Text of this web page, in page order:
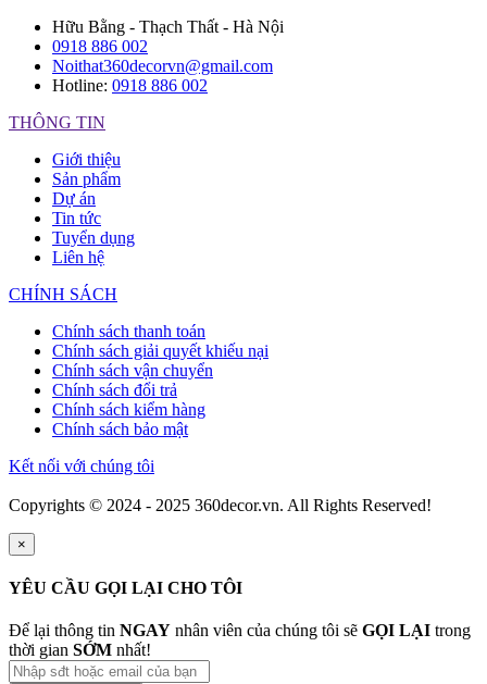
Hữu Bằng - Thạch Thất - Hà Nội
0918 886 002
Noithat360decorvn@gmail.com
Hotline: 0918 886 002
THÔNG TIN
Giới thiệu
Sản phẩm
Dự án
Tin tức
Tuyển dụng
Liên hệ
CHÍNH SÁCH
Chính sách thanh toán
Chính sách giải quyết khiếu nại
Chính sách vận chuyển
Chính sách đổi trả
Chính sách kiểm hàng
Chính sách bảo mật
Kết nối với chúng tôi
Copyrights © 2024 - 2025 360decor.vn. All Rights Reserved!
×
YÊU CẦU GỌI LẠI CHO TÔI
Để lại thông tin NGAY nhân viên của chúng tôi sẽ GỌI LẠI trong
thời gian SỚM nhất!